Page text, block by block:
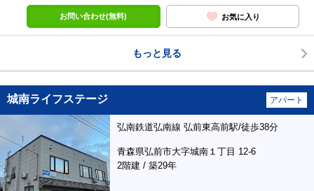
お問い合わせ(無料) お気に入り
もっと見る
城南ライフステージ アパート
弘南鉄道弘南線 弘前東高前駅/徒歩38分
青森県弘前市大字城南１丁目 12-6
2階建 / 築29年